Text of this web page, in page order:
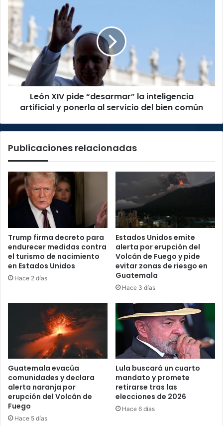
XIV
pide
“desarmar”
la
inteligencia
artificial
y
ponerla
servicio
León XIV pide “desarmar” la inteligencia
artificial y ponerla al servicio del bien común
Publicaciones relacionadas
Trump firma decreto para
endurecer medidas contra
el turismo de nacimiento
en Estados Unidos
Hace 2 días
Estados Unidos emite
alerta por erupción del
Volcán de Fuego y pide
evitar zonas de riesgo en
Guatemala
Hace 3 días
Guatemala evacúa
comunidades y declara
alerta naranja por
erupción del Volcán de
Fuego
Hace 5 días
Lula buscará un cuarto
mandato y promete
retirarse tras las
elecciones de 2026
Hace 6 días